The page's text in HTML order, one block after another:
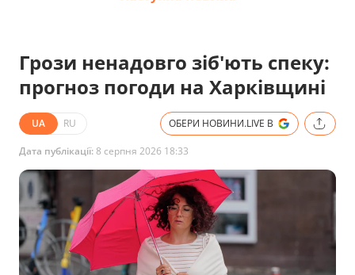
Грози ненадовго зіб'ють спеку:
прогноз погоди на Харківщині
UA RU ОБЕРИ НОВИНИ.LIVE В
Дата публікації:8 серпня 2026 18:33